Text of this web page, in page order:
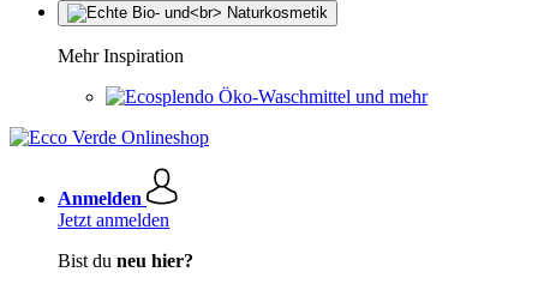
Mehr Inspiration
Öko-Waschmittel und mehr
Anmelden
Jetzt anmelden
Bist du neu hier?